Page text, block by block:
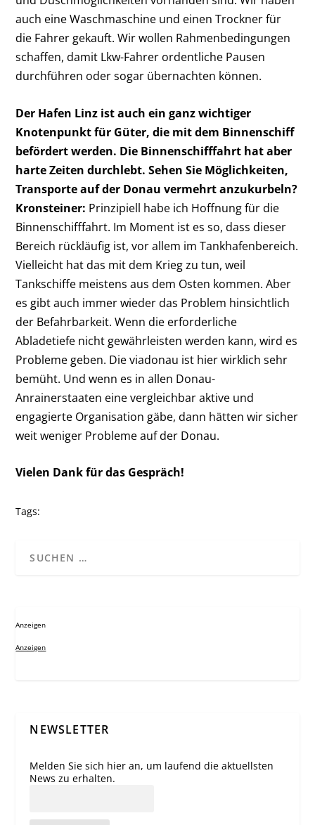
auch eine Waschmaschine und einen Trockner für
die Fahrer gekauft. Wir wollen Rahmenbedingungen
schaffen, damit Lkw-Fahrer ordentliche Pausen
durchführen oder sogar übernachten können.
Der Hafen Linz ist auch ein ganz wichtiger
Knotenpunkt für Güter, die mit dem ­Binnenschiff
befördert ­werden. Die Binnenschifffahrt hat aber
harte Zeiten durchlebt. Sehen Sie Möglichkeiten,
Transporte auf der Donau vermehrt anzukurbeln?
Kronsteiner: Prinzipiell habe ich Hoffnung für die
Binnenschifffahrt. Im Moment ist es so, dass dieser
Bereich rückläufig ist, vor allem im Tankhafenbereich.
Vielleicht hat das mit dem Krieg zu tun, weil
Tankschiffe meistens aus dem Osten kommen. Aber
es gibt auch immer wieder das Problem hinsichtlich
der Befahrbarkeit. Wenn die erforderliche
Abladetiefe nicht gewährleisten werden kann, wird es
Probleme geben. Die viadonau ist hier wirklich sehr
bemüht. Und wenn es in allen Donau-
Anrainerstaaten eine vergleichbar aktive und
engagierte Organisation gäbe, dann hätten wir sicher
weit weniger Probleme auf der Donau.
Vielen Dank für das Gespräch!
Tags:
Anzeigen
Anzeigen
NEWSLETTER
Melden Sie sich hier an, um laufend die aktuellsten
News zu erhalten.